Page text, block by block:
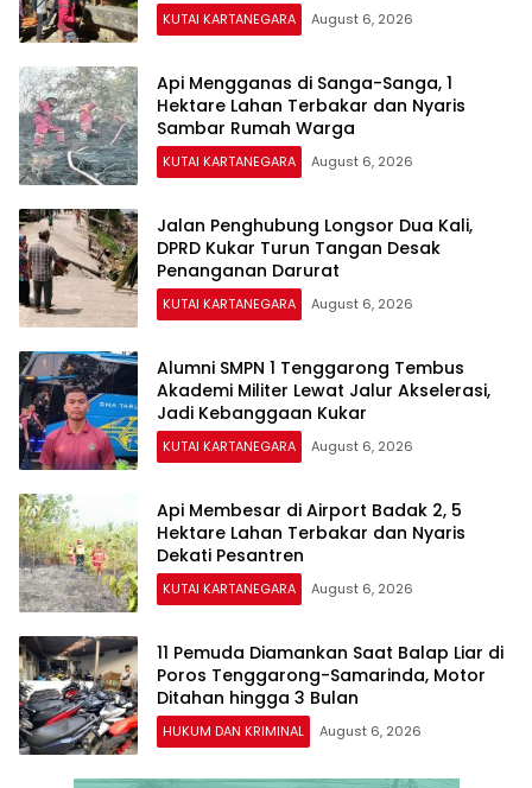
KUTAI KARTANEGARA August 6, 2026
Api Mengganas di Sanga-Sanga, 1
Hektare Lahan Terbakar dan Nyaris
Sambar Rumah Warga
KUTAI KARTANEGARA August 6, 2026
Jalan Penghubung Longsor Dua Kali,
DPRD Kukar Turun Tangan Desak
Penanganan Darurat
KUTAI KARTANEGARA August 6, 2026
Alumni SMPN 1 Tenggarong Tembus
Akademi Militer Lewat Jalur Akselerasi,
Jadi Kebanggaan Kukar
KUTAI KARTANEGARA August 6, 2026
Api Membesar di Airport Badak 2, 5
Hektare Lahan Terbakar dan Nyaris
Dekati Pesantren
KUTAI KARTANEGARA August 6, 2026
11 Pemuda Diamankan Saat Balap Liar di
Poros Tenggarong-Samarinda, Motor
Ditahan hingga 3 Bulan
HUKUM DAN KRIMINAL August 6, 2026